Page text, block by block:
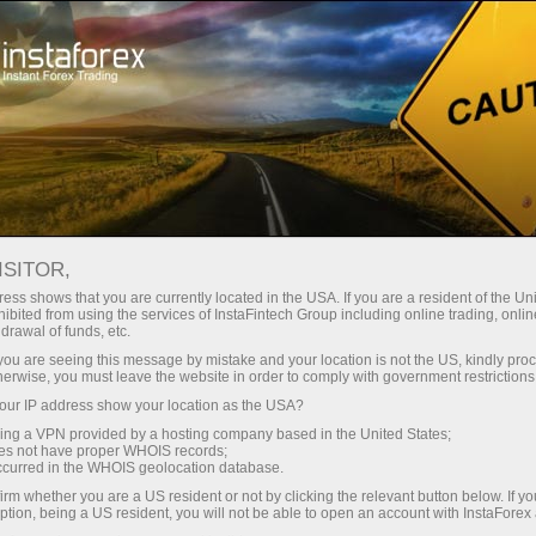
انسٹا فاریکس کے ساتھ، آپ
حاصل کرتے ہیں: 1:5000 تک کا فائدہ،
مارکیٹ میں کچھ بہترین اسپریڈز اور
کمیشنز، اور ٹریڈنگ اسٹاک اور انڈیکس
کے لیے فائدہ مند حالات۔
مختصر
30% بونس
ہر ڈیپازٹ پر
رفتار
تجارت اور ہائی ویز پر
shows that you are currently located in the USA. If you are a resident of the
from using the services of InstaFintech Group including online trading,
of funds, etc.
are seeing this message by mistake and your location is not the US, kindly
you must leave the website in order to comply with government
IP address show your location as the USA?
a VPN provided by a hosting company based in the United States;
not have proper WHOIS records;
in the WHOIS geolocation database.
whether you are a US resident or not by clicking the relevant button below. If
being a US resident, you will not be able to open an account with InstaForex